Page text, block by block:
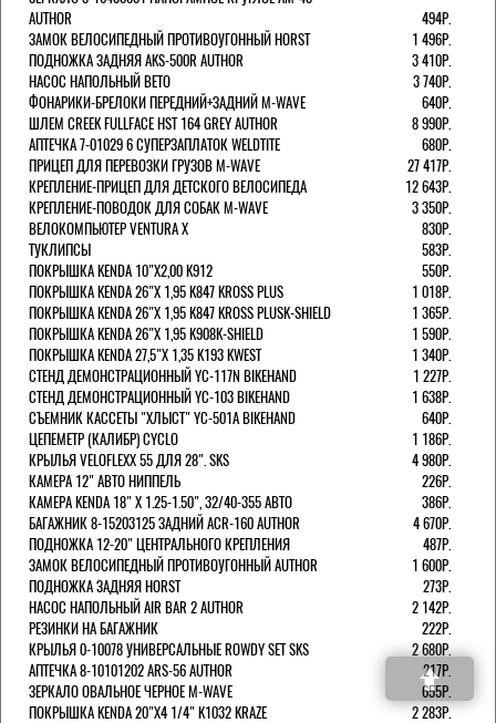
AUTHOR
494Р.
ЗАМОК ВЕЛОСИПЕДНЫЙ ПРОТИВОУГОННЫЙ HORST
1 496Р.
ПОДНОЖКА ЗАДНЯЯ AKS-500R AUTHOR
3 410Р.
НАСОС НАПОЛЬНЫЙ BETO
3 740Р.
ФОНАРИКИ-БРЕЛОКИ ПЕРЕДНИЙ+ЗАДНИЙ M-WAVE
640Р.
ШЛЕМ CREEK FULLFACE HST 164 GREY AUTHOR
8 990Р.
АПТЕЧКА 7-01029 6 СУПЕРЗАПЛАТОК WELDTITE
680Р.
ПРИЦЕП ДЛЯ ПЕРЕВОЗКИ ГРУЗОВ M-WAVE
27 417Р.
КРЕПЛЕНИЕ-ПРИЦЕП ДЛЯ ДЕТСКОГО ВЕЛОСИПЕДА
12 643Р.
КРЕПЛЕНИЕ-ПОВОДОК ДЛЯ СОБАК M-WAVE
3 350Р.
ВЕЛОКОМПЬЮТЕР VENTURA Х
830Р.
ТУКЛИПСЫ
583Р.
ПОКРЫШКА KENDA 10"Х2,00 K912
550Р.
ПОКРЫШКА KENDA 26"Х 1,95 K847 KROSS PLUS
1 018Р.
ПОКРЫШКА KENDA 26"Х 1,95 K847 KROSS PLUSK-SHIELD
1 365Р.
ПОКРЫШКА KENDA 26"Х 1,95 K908K-SHIELD
1 590Р.
ПОКРЫШКА KENDA 27,5"Х 1,35 K193 KWEST
1 340Р.
СТЕНД ДЕМОНСТРАЦИОННЫЙ YC-117N BIKEHAND
1 227Р.
СТЕНД ДЕМОНСТРАЦИОННЫЙ YC-103 BIKEHAND
1 638Р.
СЪЕМНИК КАССЕТЫ "ХЛЫСТ" YC-501A BIKEHAND
640Р.
ЦЕПЕМЕТР (КАЛИБР) CYCLO
1 186Р.
КРЫЛЬЯ VELOFLEXX 55 ДЛЯ 28". SKS
4 980Р.
КАМЕРА 12" АВТО НИППЕЛЬ
226Р.
КАМЕРА KENDA 18" Х 1.25-1.50", 32/40-355 АВТО
386Р.
БАГАЖНИК 8-15203125 ЗАДНИЙ ACR-160 AUTHOR
4 670Р.
ПОДНОЖКА 12-20" ЦЕНТРАЛЬНОГО КРЕПЛЕНИЯ
487Р.
ЗАМОК ВЕЛОСИПЕДНЫЙ ПРОТИВОУГОННЫЙ AUTHOR
1 600Р.
ПОДНОЖКА ЗАДНЯЯ HORST
273Р.
НАСОС НАПОЛЬНЫЙ AIR BAR 2 AUTHOR
2 142Р.
РЕЗИНКИ НА БАГАЖНИК
222Р.
КРЫЛЬЯ 0-10078 УНИВЕРСАЛЬНЫЕ ROWDY SET SKS
2 680Р.
АПТЕЧКА 8-10101202 ARS-56 AUTHOR
217Р.
ЗЕРКАЛО ОВАЛЬНОЕ ЧЕРНОЕ M-WAVE
655Р.
ПОКРЫШКА KENDA 20"Х4 1/4" K1032 KRAZE
2 283Р.